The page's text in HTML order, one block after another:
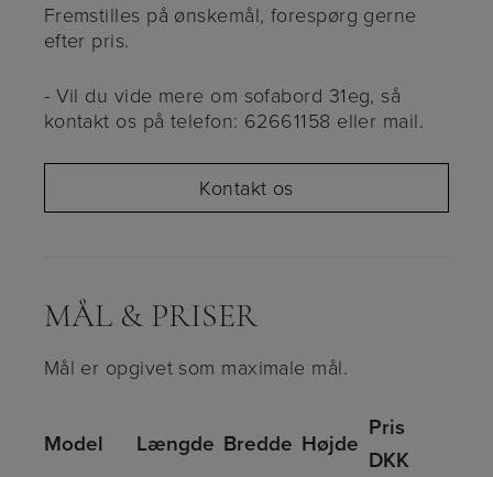
Fremstilles på ønskemål, forespørg gerne
efter pris.
- Vil du vide mere om sofabord 31eg, så
kontakt os på telefon: 62661158 eller mail.
Kontakt os
MÅL & PRISER
Mål er opgivet som maximale mål.
Model Længde Bredde Højde
Pris
DKK